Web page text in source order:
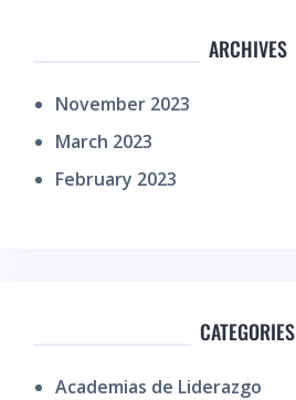
ARCHIVES
November 2023
March 2023
February 2023
CATEGORIES
Academias de Liderazgo